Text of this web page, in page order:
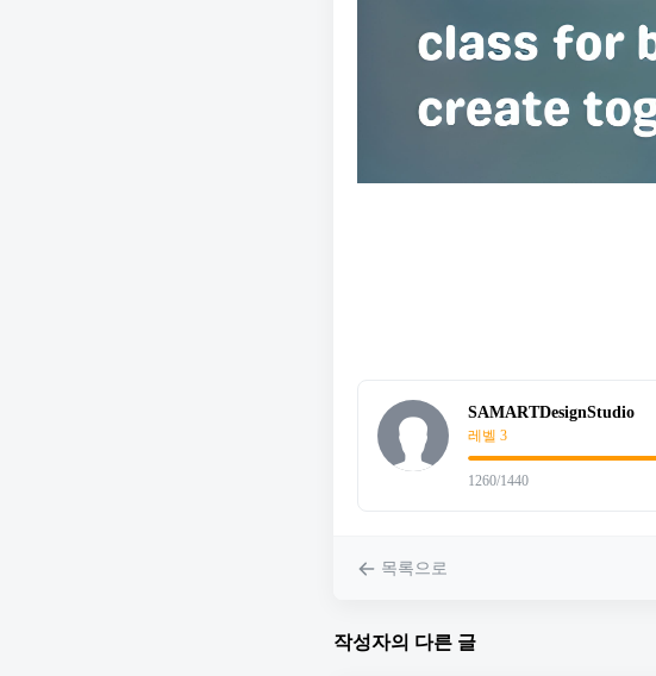
SAMARTDesignStudio
레벨 3
1260/1440
목록으로
작성자의 다른 글